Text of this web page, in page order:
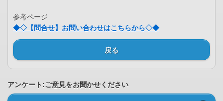
参考ページ
◆◇【問合せ】お問い合わせはこちらから◇◆
戻る
アンケート:ご意見をお聞かせください